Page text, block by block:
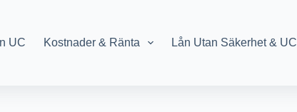
UC Kostnader & Ränta Lån Utan Säkerhet & UC